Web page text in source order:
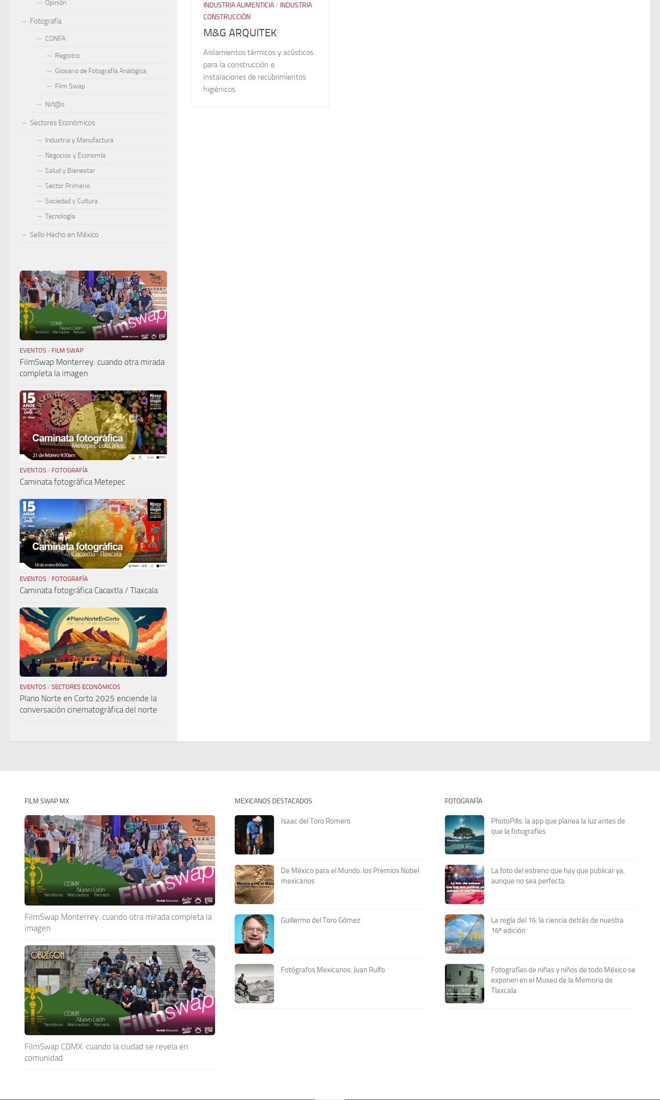
INDUSTRIA ALIMENTICIA/ INDUSTRIA
CONSTRUCCIÓN
M&G ARQUITEK
Aislamientos térmicos y acústicos
para la construcción e
instalaciones de recubrimientos
higiénicos.
Opinión
Fotografía
CONFA
Registro
Glosario de Fotografía Analógica
Film Swap
Niñ@s
Sectores Económicos
Industria y Manufactura
Negocios y Economía
Salud y Bienestar
Sector Primario
Sociedad y Cultura
Tecnología
Sello Hecho en México
EVENTOS / FILM SWAP
FilmSwap Monterrey: cuando otra mirada
completa la imagen
EVENTOS / FOTOGRAFÍA
Caminata fotográfica Metepec
EVENTOS / FOTOGRAFÍA
Caminata fotográfica Cacaxtla / Tlaxcala
EVENTOS / SECTORES ECONÓMICOS
Plano Norte en Corto 2025 enciende la
conversación cinematográfica del norte
FILM SWAP MX
FilmSwap Monterrey: cuando otra mirada completa la
imagen
FilmSwap CDMX: cuando la ciudad se revela en
comunidad
MEXICANOS DESTACADOS
Isaac del Toro Romero
De México para el Mundo: los Premios Nobel
mexicanos
Guillermo del Toro Gómez
Fotógrafos Mexicanos: Juan Rulfo
FOTOGRAFÍA
PhotoPills: la app que planea la luz antes de
que la fotografíes
La foto del estreno que hay que publicar ya,
aunque no sea perfecta
La regla del 16: la ciencia detrás de nuestra
16ª edición
Fotografías de niñas y niños de todo México se
exponen en el Museo de la Memoria de
Tlaxcala